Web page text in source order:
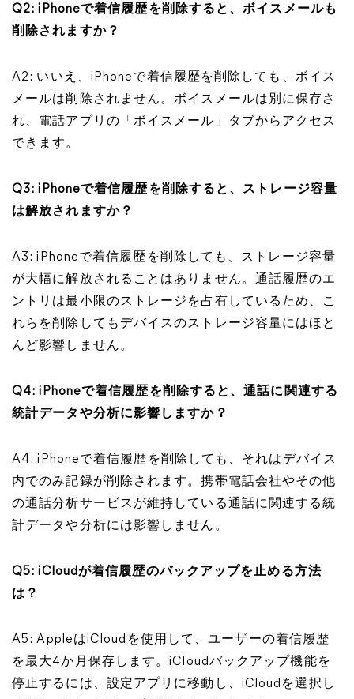
Q2: iPhoneで着信履歴を削除すると、ボイスメールも
削除されますか？
A2: いいえ、iPhoneで着信履歴を削除しても、ボイス
メールは削除されません。ボイスメールは別に保存さ
れ、電話アプリの「ボイスメール」タブからアクセス
できます。
Q3: iPhoneで着信履歴を削除すると、ストレージ容量
は解放されますか？
A3: iPhoneで着信履歴を削除しても、ストレージ容量
が大幅に解放されることはありません。通話履歴のエ
ントリは最小限のストレージを占有しているため、こ
れらを削除してもデバイスのストレージ容量にはほと
んど影響しません。
Q4: iPhoneで着信履歴を削除すると、通話に関連する
統計データや分析に影響しますか？
A4: iPhoneで着信履歴を削除しても、それはデバイス
内でのみ記録が削除されます。携帯電話会社やその他
の通話分析サービスが維持している通話に関連する統
計データや分析には影響しません。
Q5: iCloudが着信履歴のバックアップを止める方法
は？
A5: AppleはiCloudを使用して、ユーザーの着信履歴
を最大4か月保存します。iCloudバックアップ機能を
停止するには、設定アプリに移動し、iCloudを選択し